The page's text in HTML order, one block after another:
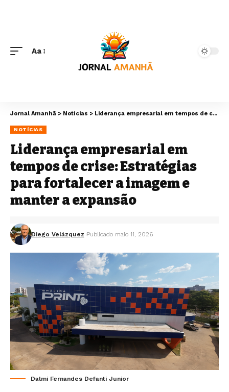
Aa
Jornal Amanhã > Notícias > Liderança empresarial em tempos de crise: Estratégias para fortalecer a imagem e manter a expansão
NOTÍCIAS
Liderança empresarial em
tempos de crise: Estratégias
para fortalecer a imagem e
manter a expansão
Diego Velázquez Publicado maio 11, 2026
Dalmi Fernandes Defanti Junior